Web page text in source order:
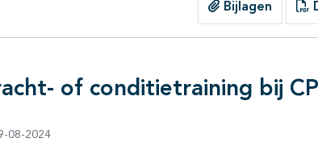
Bijlagen
of conditietraining bij CP
08-2024